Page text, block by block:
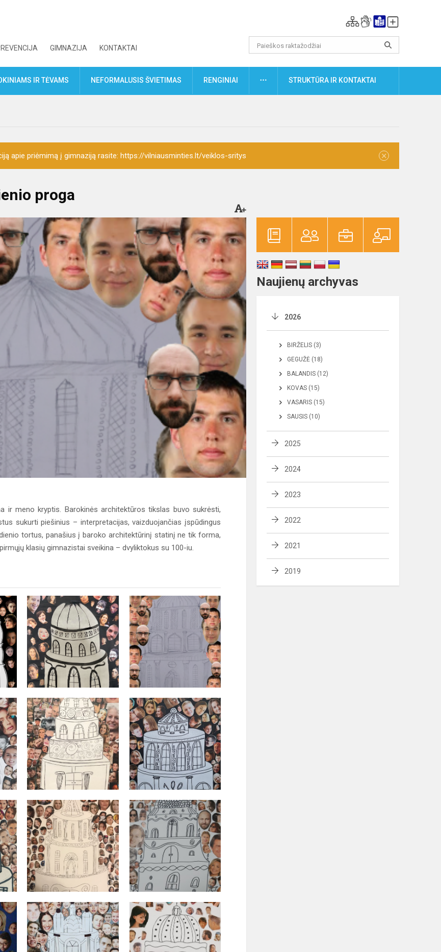
GIMNAZIJA KONTAKTAI
IR TĖVAMS NEFORMALUSIS ŠVIETIMAS RENGINIAI DAUGIAUSTRUKTŪRA IR KONTAKTAI
apie priėmimą į gimnaziją rasite: https://vilniausminties.lt/veiklos-sritys ×
proga
ir meno kryptis. Barokinės architektūros tikslas buvo sukrėsti,
sukurti piešinius – interpretacijas, vaizduojančias įspūdingus
tortus, panašius į baroko architektūrinį statinį ne tik forma,
klasių gimnazistai sveikina – dvyliktokus su 100-iu.
Naujienų archyvas
2026
BIRŽELIS (3)
GEGUŽĖ (18)
BALANDIS (12)
KOVAS (15)
VASARIS (15)
SAUSIS (10)
2025
2024
2023
2022
2021
2019